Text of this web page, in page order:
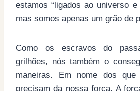
estamos “ligados ao universo
mas somos apenas um grão de
Como os escravos do
grilhões, nós também o
maneiras. Em nome dos
precisam da nossa força. A